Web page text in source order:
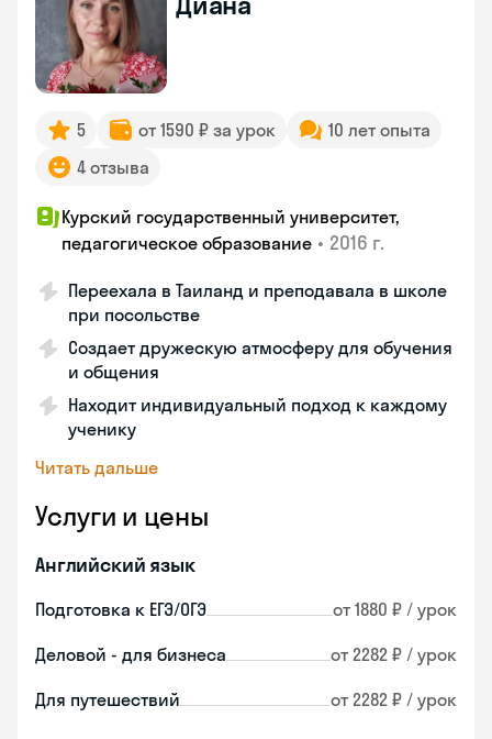
5 от 1590 ₽ за урок
10 лет опыта
4 отзыва
Курский государственный университет,
педагогическое образование • 2016 г.
Переехала в Таиланд и преподавала в школе
при посольстве
Создает дружескую атмосферу для обучения
и общения
Находит индивидуальный подход к каждому
ученику
Читать дальше
Услуги и цены
Английский язык
Подготовка к ЕГЭ/ОГЭ от 1880 ₽ / урок
Деловой - для бизнеса от 2282 ₽ / урок
Для путешествий от 2282 ₽ / урок